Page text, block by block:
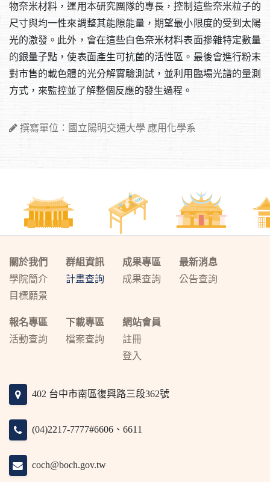
物奈米材料，運用本研究團隊的專長，控制這些奈米粒子的
尺寸與均一性來調整其能隙能量，期望最小限度的受到太陽
光的激發。此外，會在這些白色奈米材料表面摻雜特定數量
的銀量子點，使表面產生可抗菌的活性區。最後會進行粉末
對市售的載色體的光分解實驗測試，並利用臨場光譜的量測
方式，來監控並了解整個反應的發生過程。
撰寫單位：國立陽明交通大學 應用化學系
關於我們
學院簡介
目標願景
群組資訊
計畫查詢
成果專區
成果查詢
最新消息
公告查詢
報名專區
活動查詢
下載專區
檔案查詢
網站會員
註冊
登入
402 台中市南區復興路三段362號
(04)2217-7777#6606、6611
coch@boch.gov.tw